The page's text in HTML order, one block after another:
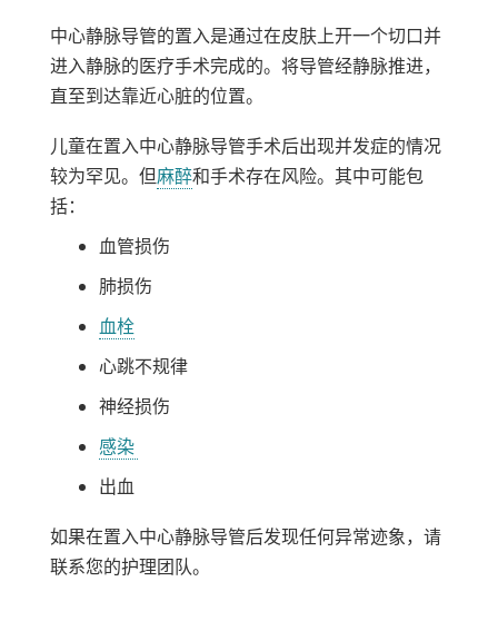
中心静脉导管的置入是通过在皮肤上开一个切口并
进入静脉的医疗手术完成的。将导管经静脉推进，
直至到达靠近心脏的位置。
儿童在置入中心静脉导管手术后出现并发症的情况
较为罕见。但麻醉和手术存在风险。其中可能包
括：
血管损伤
肺损伤
血栓
心跳不规律
神经损伤
感染
出血
如果在置入中心静脉导管后发现任何异常迹象，请
联系您的护理团队。